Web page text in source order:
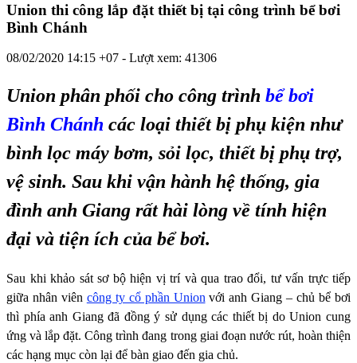
Union thi công lắp đặt thiết bị tại công trình bể bơi
Bình Chánh
08/02/2020 14:15 +07 - Lượt xem: 41306
Union phân phối cho công trình bể bơi
Bình Chánh các loại thiết bị phụ kiện như
bình lọc máy bơm, sỏi lọc, thiết bị phụ trợ,
vệ sinh. Sau khi vận hành hệ thống, gia
đình anh Giang rất hài lòng về tính hiện
đại và tiện ích của bể bơi.
Sau khi khảo sát sơ bộ hiện vị trí và qua trao đổi, tư vấn trực tiếp
giữa nhân viên công ty cổ phần Union với anh Giang – chủ bể bơi
thì phía anh Giang đã đồng ý sử dụng các thiết bị do Union cung
ứng và lắp đặt. Công trình đang trong giai đoạn nước rút, hoàn thiện
các hạng mục còn lại để bàn giao đến gia chủ.